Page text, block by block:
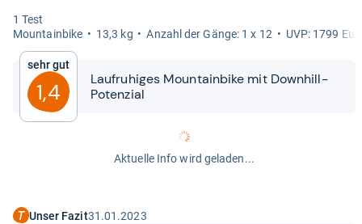
1 Test
Moun­tain­bike
13,3 kg Anzahl der Gänge: 1 x 12 UVP: 1799
Sehr gut
1,4
Laufru­hi­ges Moun­tain­bike mit Dow­n­hill-​​
Poten­zial
Aktuelle Info wird geladen...
Unser Fazit31.01.2023